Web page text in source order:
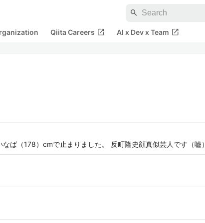
search
Qiita Careers open_in_new AI x Dev x Team open_in_new
ば（178）cmで止まりました。 反町隆史顔真似芸人です（嘘）